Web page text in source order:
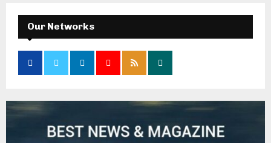
Our Networks